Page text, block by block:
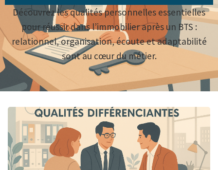
Découvrez les qualités personnelles essentielles
pour réussir dans l’immobilier après un BTS :
relationnel, organisation, écoute et adaptabilité
sont au cœur du métier.